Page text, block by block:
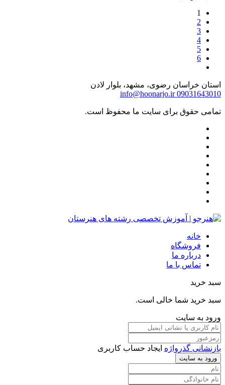
1
2
3
4
5
6
استان خراسان رضوی، مشهد، بلوار لادن
09031643010
info@hoonarjo.ir
تمامی حقوق برای سایت ما محفوظ است.
خانه
فروشگاه
درباره ما
تماس با ما
سبد خرید
سبد خرید شما خالی است.
ورود به سایت
بازنشانی گذرواژه ایجاد حساب کاربری
ورود به سایت